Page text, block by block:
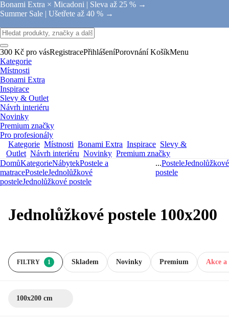
Bonami Extra × Micadoni | Sleva až 25 % →
Summer Sale | Ušetřete až 40 % →
300 Kč pro vásRegistracePřihlášeníPorovnání KošíkMenu
Kategorie
Místnosti
Bonami Extra
Inspirace
Slevy & Outlet
Návrh interiéru
Novinky
Premium značky
Pro profesionály
Kategorie Místnosti Bonami Extra Inspirace Slevy &
Outlet Návrh interiéru Novinky Premium značky
DomůKategorieNábytekPostele a
matracePosteleJednolůžkové
posteleJednolůžkové postele
...PosteleJednolůžkové
postele
Jednolůžkové postele 100x200
FILTRY 1 Skladem Novinky Premium Akce a
100x200 cm